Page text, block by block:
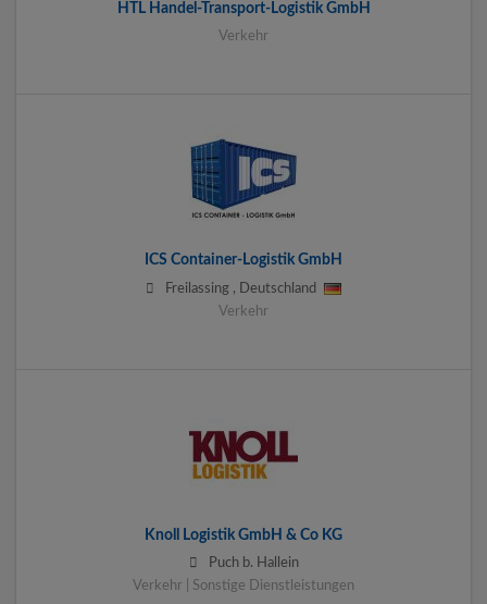
HTL Handel-Transport-Logistik GmbH
Verkehr
ICS Container-Logistik GmbH
Freilassing ,
Deutschland
Verkehr
Knoll Logistik GmbH & Co KG
Puch b. Hallein
Verkehr | Sonstige Dienstleistungen